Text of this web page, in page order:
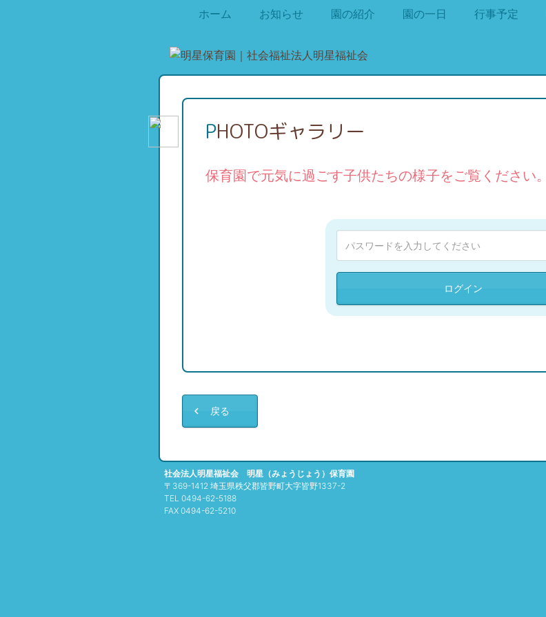
ホーム お知らせ 園の紹介 園の一日 行事予定
PHOTOギャラリー
保育園で元気に過ごす子供たちの様子をご覧ください。
戻る
社会法人明星福祉会 明星（みょうじょう）保育園
〒369-1412 埼玉県秩父郡皆野町大字皆野1337-2
TEL 0494-62-5188
FAX 0494-62-5210